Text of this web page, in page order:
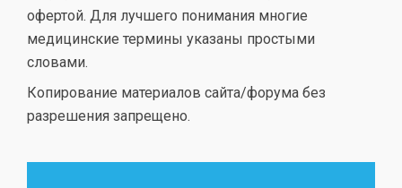
офертой. Для лучшего понимания многие
медицинские термины указаны простыми
словами.
Копирование материалов сайта/форума без
разрешения запрещено.